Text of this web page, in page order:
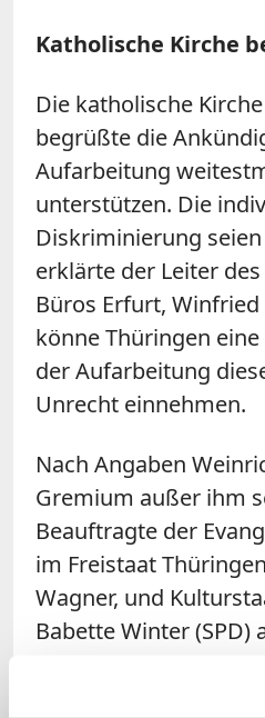
Katholische Kirche
Die katholische
begrüßte die
Aufarbeitung
unterstützen. Die
Diskriminierung
erklärte der Leiter
Büros Erfurt,
könne Thüringen
der Aufarbeitung
Unrecht einnehmen.
Nach Angaben
Gremium außer ihm
Beauftragte der
im Freistaat
Wagner, und
Babette Winter (SPD)
Arbeitsgruppe werde
Experten sie weiter